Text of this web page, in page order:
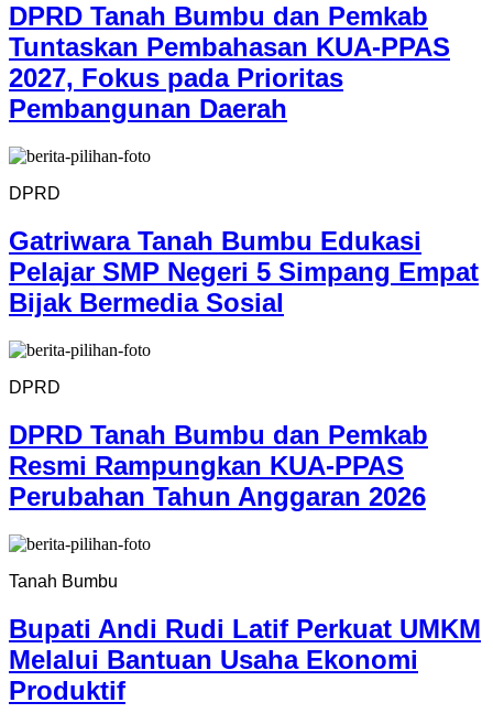
DPRD Tanah Bumbu dan Pemkab
Tuntaskan Pembahasan KUA-PPAS
2027, Fokus pada Prioritas
Pembangunan Daerah
DPRD
Gatriwara Tanah Bumbu Edukasi
Pelajar SMP Negeri 5 Simpang Empat
Bijak Bermedia Sosial
DPRD
DPRD Tanah Bumbu dan Pemkab
Resmi Rampungkan KUA-PPAS
Perubahan Tahun Anggaran 2026
Tanah Bumbu
Bupati Andi Rudi Latif Perkuat UMKM
Melalui Bantuan Usaha Ekonomi
Produktif